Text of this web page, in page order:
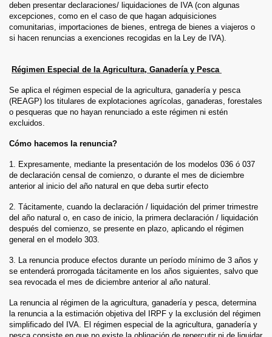
deben presentar declaraciones/ liquidaciones de IVA (con algunas
excepciones, como en el caso de que hagan adquisiciones
comunitarias, importaciones de bienes, entrega de bienes a viajeros o
si hacen renuncias a exenciones recogidas en la Ley de IVA).
Régimen Especial de la Agricultura, Ganadería y Pesca
Se aplica el régimen especial de la agricultura, ganadería y pesca
(REAGP) los titulares de explotaciones agrícolas, ganaderas, forestales
o pesqueras que no hayan renunciado a este régimen ni estén
excluidos.
Cómo hacemos la renuncia?
1. Expresamente, mediante la presentación de los modelos 036 ó 037
de declaración censal de comienzo, o durante el mes de diciembre
anterior al inicio del año natural en que deba surtir efecto
2. Tácitamente, cuando la declaración / liquidación del primer trimestre
del año natural o, en caso de inicio, la primera declaración / liquidación
después del comienzo, se presente en plazo, aplicando el régimen
general en el modelo 303.
3. La renuncia produce efectos durante un período mínimo de 3 años y
se entenderá prorrogada tácitamente en los años siguientes, salvo que
sea revocada el mes de diciembre anterior al año natural.
La renuncia al régimen de la agricultura, ganadería y pesca, determina
la renuncia a la estimación objetiva del IRPF y la exclusión del régimen
simplificado del IVA. El régimen especial de la agricultura, ganadería y